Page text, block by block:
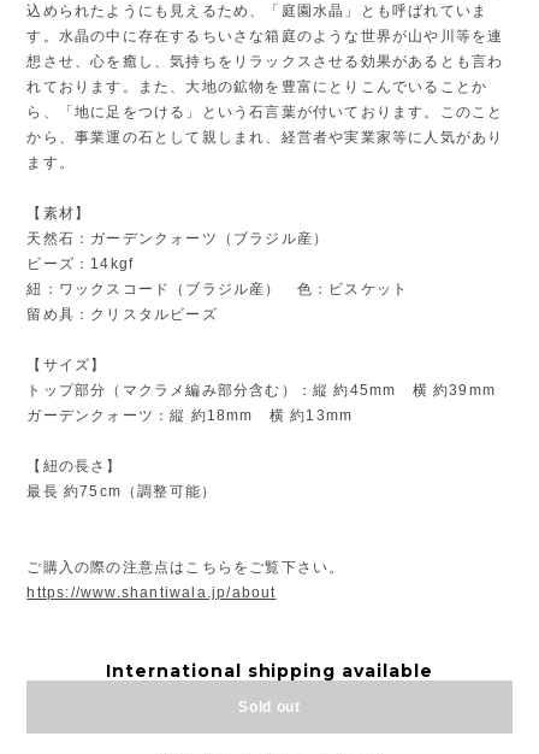
込められたようにも見えるため、「庭園水晶」とも呼ばれていま
す。水晶の中に存在するちいさな箱庭のような世界が山や川等を連
想させ、心を癒し、気持ちをリラックスさせる効果があるとも言わ
れております。また、大地の鉱物を豊富にとりこんでいることか
ら、「地に足をつける」という石言葉が付いております。このこと
から、事業運の石として親しまれ、経営者や実業家等に人気があり
ます。
【素材】
天然石：ガーデンクォーツ（ブラジル産）
ビーズ：14kgf
紐：ワックスコード（ブラジル産） 色：ビスケット
留め具：クリスタルビーズ
【サイズ】
トップ部分（マクラメ編み部分含む）：縦 約45mm 横 約39mm
ガーデンクォーツ：縦 約18mm 横 約13mm
【紐の長さ】
最長 約75cm（調整可能）
ご購入の際の注意点はこちらをご覧下さい。
https://www.shantiwala.jp/about
International shipping available
Sold out